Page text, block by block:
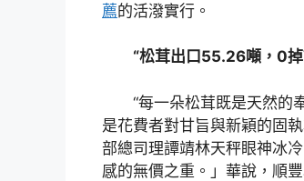
薦的活潑實行。
“松茸出口55.26噸，0掉
“每一朵松茸既是天然的
是花費者對甘旨與新穎的固
部總司理譚靖林天秤眼神冰
感的無價之重。」華說，順